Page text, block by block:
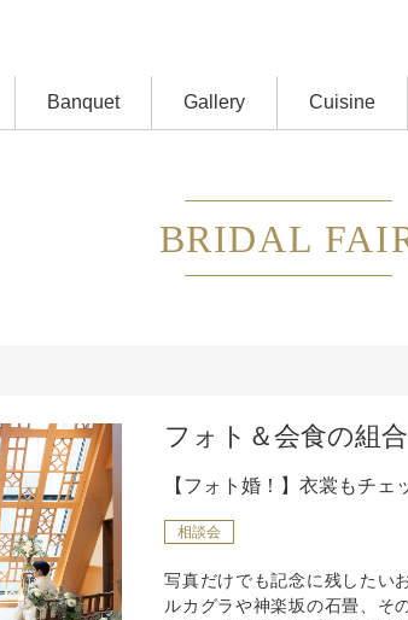
Banquet Gallery Cuisine
BRIDAL
フォト＆会食の組
【フォト婚！】衣裳もチ
相談会
写真だけでも記念に残したい
ルカグラや神楽坂の石畳、そ